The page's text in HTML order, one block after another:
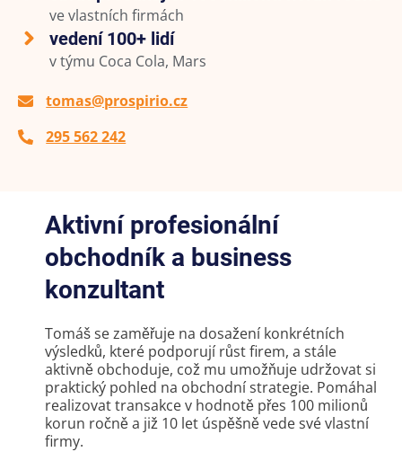
ve vlastních firmách
vedení 100+ lidí
v týmu Coca Cola, Mars
tomas@prospirio.cz
295 562 242
Aktivní profesionální
obchodník a business
konzultant
Tomáš se zaměřuje na dosažení konkrétních
výsledků, které podporují růst firem, a stále
aktivně obchoduje, což mu umožňuje udržovat si
praktický pohled na obchodní strategie. Pomáhal
realizovat transakce v hodnotě přes 100 milionů
korun ročně a již 10 let úspěšně vede své vlastní
firmy.